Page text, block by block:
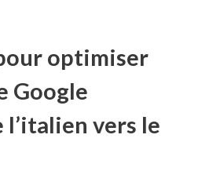
optimiser
Google
vers le